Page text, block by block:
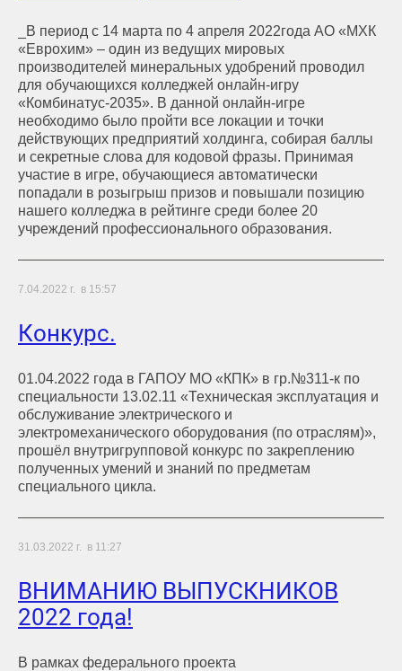
_В период с 14 марта по 4 апреля 2022года АО «МХК
«Еврохим» – один из ведущих мировых
производителей минеральных удобрений проводил
для обучающихся колледжей онлайн-игру
«Комбинатус-2035». В данной онлайн-игре
необходимо было пройти все локации и точки
действующих предприятий холдинга, собирая баллы
и секретные слова для кодовой фразы. Принимая
участие в игре, обучающиеся автоматически
попадали в розыгрыш призов и повышали позицию
нашего колледжа в рейтинге среди более 20
учреждений профессионального образования.
7.04.2022 г. в 15:57
Конкурс.
01.04.2022 года в ГАПОУ МО «КПК» в гр.№311-к по
специальности 13.02.11 «Техническая эксплуатация и
обслуживание электрического и
электромеханического оборудования (по отраслям)»,
прошёл внутригрупповой конкурс по закреплению
полученных умений и знаний по предметам
специального цикла.
31.03.2022 г. в 11:27
ВНИМАНИЮ ВЫПУСКНИКОВ
2022 года!
В рамках федерального проекта